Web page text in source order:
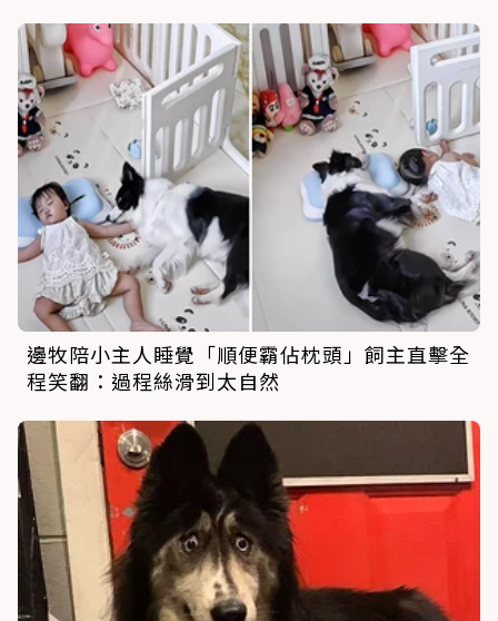
邊牧陪小主人睡覺「順便霸佔枕頭」飼主直擊全
程笑翻：過程絲滑到太自然